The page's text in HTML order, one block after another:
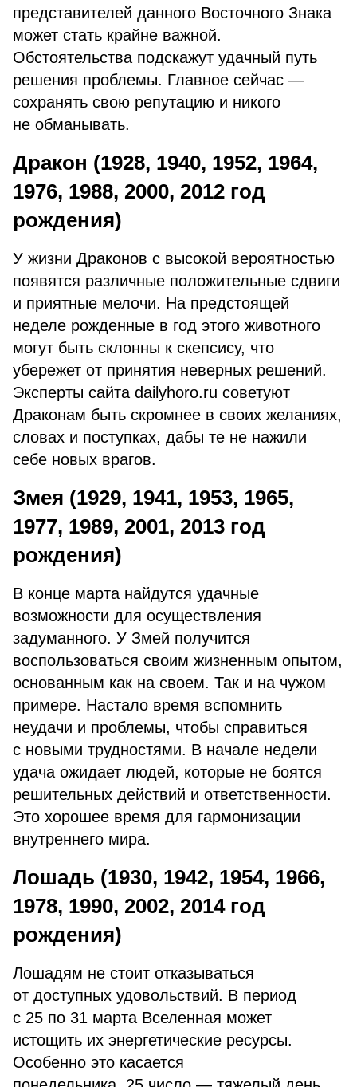
представителей данного Восточного Знака
может стать крайне важной.
Обстоятельства подскажут удачный путь
решения проблемы. Главное сейчас —
сохранять свою репутацию и никого
не обманывать.
Дракон (1928, 1940, 1952, 1964,
1976, 1988, 2000, 2012 год
рождения)
У жизни Драконов с высокой вероятностью
появятся различные положительные сдвиги
и приятные мелочи. На предстоящей
неделе рожденные в год этого животного
могут быть склонны к скепсису, что
убережет от принятия неверных решений.
Эксперты сайта dailyhoro.ru советуют
Драконам быть скромнее в своих желаниях,
словах и поступках, дабы те не нажили
себе новых врагов.
Змея (1929, 1941, 1953, 1965,
1977, 1989, 2001, 2013 год
рождения)
В конце марта найдутся удачные
возможности для осуществления
задуманного. У Змей получится
воспользоваться своим жизненным опытом,
основанным как на своем. Так и на чужом
примере. Настало время вспомнить
неудачи и проблемы, чтобы справиться
с новыми трудностями. В начале недели
удача ожидает людей, которые не боятся
решительных действий и ответственности.
Это хорошее время для гармонизации
внутреннего мира.
Лошадь (1930, 1942, 1954, 1966,
1978, 1990, 2002, 2014 год
рождения)
Лошадям не стоит отказываться
от доступных удовольствий. В период
с 25 по 31 марта Вселенная может
истощить их энергетические ресурсы.
Особенно это касается